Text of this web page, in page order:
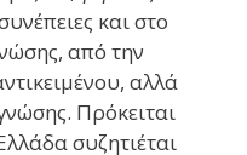
και στο
από την
αλλά
Πρόκειται
συζητιέται